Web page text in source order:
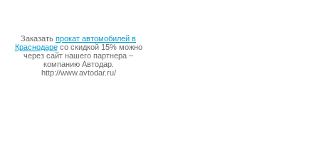
Заказать прокат автомобилей в
Краснодаресо скидкой 15% можно
через сайт нашего партнера –
компанию Автодар.
http://www.avtodar.ru/